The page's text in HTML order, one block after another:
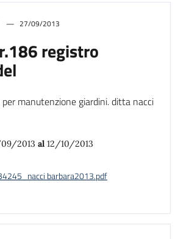
27/09/2013
registro
per manutenzione giardini. ditta nacci
2013 al 12/10/2013
barbara2013.pdf